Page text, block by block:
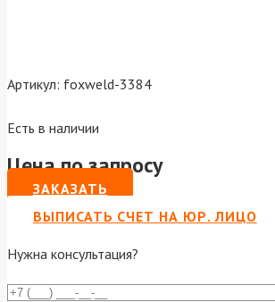
Артикул: foxweld-3384
Есть в наличии
Цена по запросу
ЗАКАЗАТЬ
ВЫПИСАТЬ СЧЕТ НА ЮР. ЛИЦО
Нужна консультация?